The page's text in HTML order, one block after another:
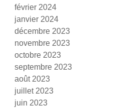
février 2024
janvier 2024
décembre 2023
novembre 2023
octobre 2023
septembre 2023
août 2023
juillet 2023
juin 2023